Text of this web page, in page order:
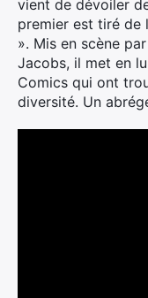
vient de dévoiler
premier est tiré de
». Mis en scène
Jacobs, il met en
Comics qui ont
diversité. Un